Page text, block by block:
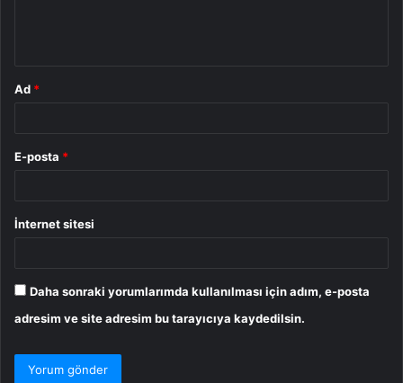
Ad *
E-posta *
İnternet sitesi
Daha sonraki yorumlarımda kullanılması için adım, e-posta
adresim ve site adresim bu tarayıcıya kaydedilsin.